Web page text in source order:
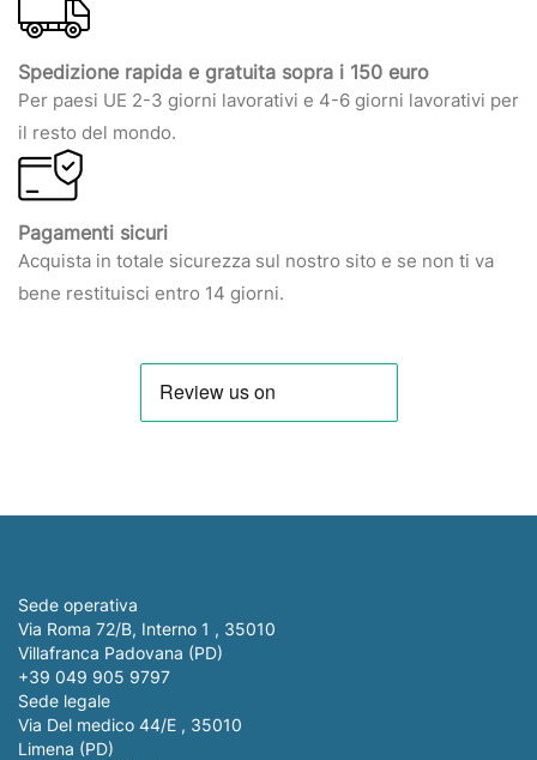
Spedizione rapida e gratuita sopra i 150 euro
Per paesi UE 2-3 giorni lavorativi e 4-6 giorni lavorativi per
il resto del mondo.
Pagamenti sicuri
Acquista in totale sicurezza sul nostro sito e se non ti va
bene restituisci entro 14 giorni.
Sede operativa
Via Roma 72/B, Interno 1 , 35010
Villafranca Padovana (PD)
+39 049 905 9797
Sede legale
Via Del medico 44/E , 35010
Limena (PD)